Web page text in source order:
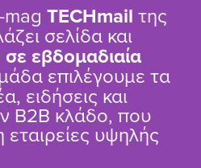
mag TΕCHmail της
σελίδα και
σε εβδομαδιαία
επιλέγουμε τα
ειδήσεις και
B2B κλάδο, που
υψηλής